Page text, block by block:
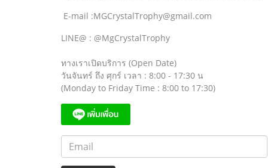
E-mail :MGCrystalTrophy@gmail.com
LINE@ : @MgCrystalTrophy
ทางเราเปิดบริการ (Open Date)
วันจันทร์ ถึง ศุกร์ เวลา : 8:00 - 17:30 น
(Monday to Friday Time : 8:00 to 17:30)